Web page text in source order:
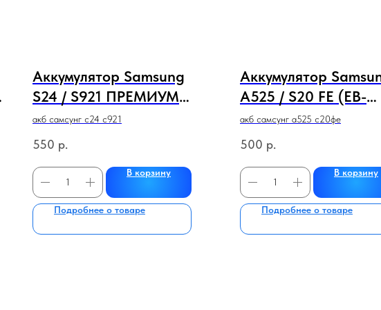
Аккумулятор Samsung
S24 / S921 ПРЕМИУМ
КАЧЕСТВА
акб самсунг с24 с921
550 р.
В корзину
Подробнее о товаре
Аккумулятор
A525 / S20 FE (EB-
BG781ABY)
КАЧЕСТВА
акб самсунг а525 с20фе
500 р.
В корзину
Подробнее о товаре